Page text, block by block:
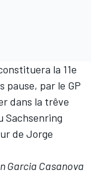
la 11e
pause, par le GP
dans la trêve
Sachsenring
de Jorge
Garcia Casanova